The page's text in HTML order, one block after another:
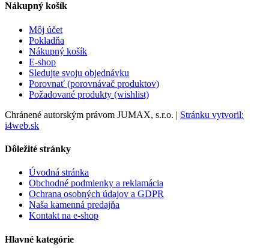
Nákupný košík
Môj účet
Pokladňa
Nákupný košík
E-shop
Sledujte svoju objednávku
Porovnať (porovnávač produktov)
Požadované produkty (wishlist)
Chránené autorským právom JUMAX, s.r.o. | Stránku vytvoril:
i4web.sk
Dôležité stránky
Úvodná stránka
Obchodné podmienky a reklamácia
Ochrana osobných údajov a GDPR
Naša kamenná predajňa
Kontakt na e-shop
Hlavné kategórie